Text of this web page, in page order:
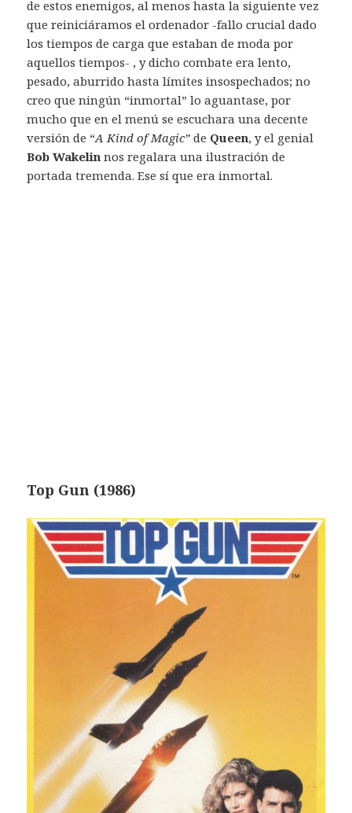
de estos enemigos, al menos hasta la siguiente vez
que reiniciáramos el ordenador -fallo crucial dado
los tiempos de carga que estaban de moda por
aquellos tiempos- , y dicho combate era lento,
pesado, aburrido hasta límites insospechados; no
creo que ningún “inmortal” lo aguantase, por
mucho que en el menú se escuchara una decente
versión de “A Kind of Magic” de Queen, y el genial
Bob Wakelinnos regalara una ilustración de
portada tremenda. Ese sí que era inmortal.
Top Gun (1986)